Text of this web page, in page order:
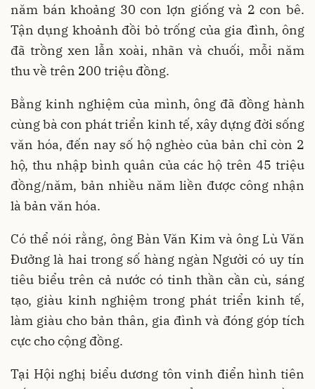
năm bán khoảng 30 con lợn giống và 2 con bê.
Tận dụng khoảnh đồi bỏ trống của gia đình, ông
đã trồng xen lẫn xoài, nhãn và chuối, mỗi năm
thu về trên 200 triệu đồng.
Bằng kinh nghiệm của mình, ông đã đồng hành
cùng bà con phát triển kinh tế, xây dựng đời sống
văn hóa, đến nay số hộ nghèo của bản chỉ còn 2
hộ, thu nhập bình quân của các hộ trên 45 triệu
đồng/năm, bản nhiều năm liền được công nhận
là bản văn hóa.
Có thể nói rằng, ông Bàn Văn Kim và ông Lù Văn
Đưởng là hai trong số hàng ngàn Người có uy tín
tiêu biểu trên cả nước có tinh thần cần cù, sáng
tạo, giàu kinh nghiệm trong phát triển kinh tế,
làm giàu cho bản thân, gia đình và đóng góp tích
cực cho cộng đồng.
Tại Hội nghị biểu dương tôn vinh điển hình tiên